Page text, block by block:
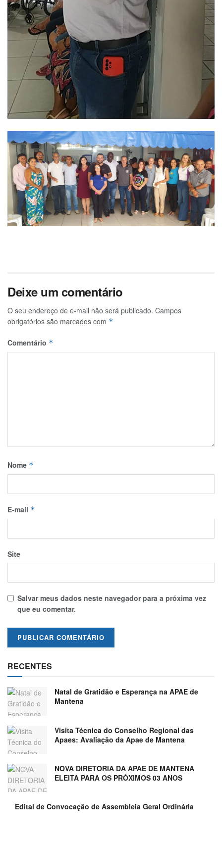
Deixe um comentário
O seu endereço de e-mail não será publicado. Campos
obrigatórios são marcados com *
Comentário *
Nome *
E-mail *
Site
Salvar meus dados neste navegador para a próxima vez
que eu comentar.
RECENTES
Natal de Gratidão e Esperança na APAE de
Mantena
Visita Técnica do Conselho Regional das
Apaes: Avaliação da Apae de Mantena
NOVA DIRETORIA DA APAE DE MANTENA
ELEITA PARA OS PRÓXIMOS 03 ANOS
Edital de Convocação de Assembleia Geral Ordinária